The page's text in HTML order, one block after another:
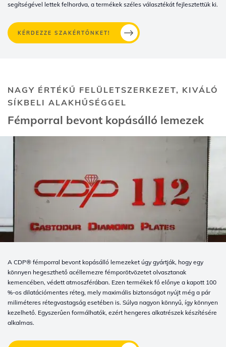
segítségével lettek felhordva, a termékek széles választékát fejlesztettük ki.
KÉRDEZZE SZAKÉRTŐNKET!
NAGY ÉRTÉKŰ FELÜLETSZERKEZET, KIVÁLÓ
SÍKBELI ALAKHŰSÉGGEL
Fémporral bevont kopásálló lemezek
A CDP® fémporral bevont kopásálló lemezeket úgy gyártják, hogy egy
könnyen hegeszthető acéllemezre fémporötvözetet olvasztanak
kemencében, védett atmoszférában. Ezen termékek fő előnye a kapott 100
%-os dilatációmentes réteg, mely maximális biztonságot nyújt még a pár
miliméteres rétegvastagság esetében is. Súlya nagyon könnyű, így könnyen
kezelhető. Egyszerűen formálhatók, ezért hengeres alkatrészek készítésére
alkalmas.